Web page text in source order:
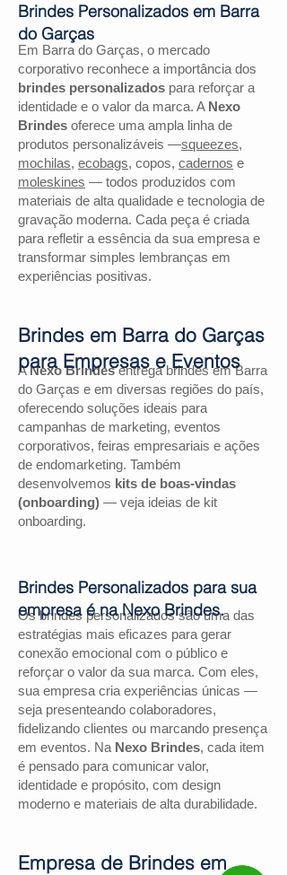
Em Barra do Garças, o mercado
corporativo reconhece a importância dos
brindes personalizados para reforçar a
identidade e o valor da marca. A Nexo
Brindes oferece uma ampla linha de
produtos personalizáveis —squeezes,
mochilas, ecobags, copos, cadernos e
moleskines — todos produzidos com
materiais de alta qualidade e tecnologia de
gravação moderna. Cada peça é criada
para refletir a essência da sua empresa e
transformar simples lembranças em
experiências positivas.
ANexo Brindesentrega brindes em Barra
do Garças e em diversas regiões do país,
oferecendo soluções ideais para
campanhas de marketing, eventos
corporativos, feiras empresariais e ações
de endomarketing. Também
desenvolvemos kits de boas-vindas
(onboarding) — veja ideias de kit
onboarding.
Os brindes personalizados são uma das
estratégias mais eficazes para gerar
conexão emocional com o público e
reforçar o valor da sua marca. Com eles,
sua empresa cria experiências únicas —
seja presenteando colaboradores,
fidelizando clientes ou marcando presença
em eventos. Na Nexo Brindes, cada item
é pensado para comunicar valor,
identidade e propósito, com design
moderno e materiais de alta durabilidade.
Brindes Personalizados em Barra
do Garças
Brindes em Barra do Garças
para Empresas e Eventos
Brindes Personalizados para sua
empresa é na Nexo Brindes.
Empresa de Brindes em